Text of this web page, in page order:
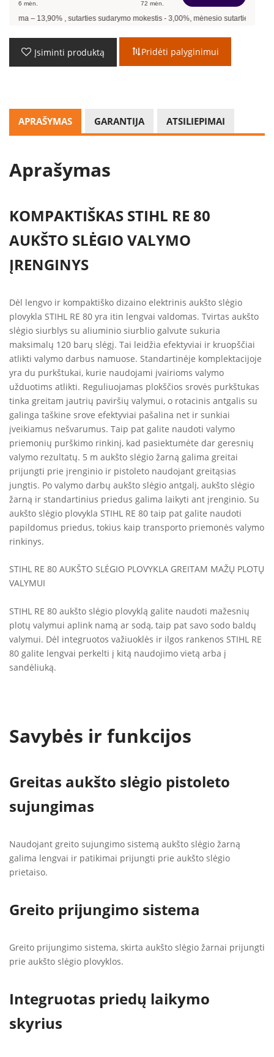
6 mėn. 72 mėn.
%, sutarties sudarymo mokestis -3,00%, mėnesio sutarties mokestis –
Įsiminti produktą Pridėti palyginimui
APRAŠYMAS GARANTIJA ATSILIEPIMAI
Aprašymas
KOMPAKTIŠKAS STIHL RE 80
AUKŠTO SLĖGIO VALYMO
ĮRENGINYS
Dėl lengvo ir kompaktiško dizaino elektrinis aukšto slėgio
plovykla STIHL RE 80 yra itin lengvai valdomas. Tvirtas aukšto
slėgio siurblys su aliuminio siurblio galvute sukuria
maksimalų 120 barų slėgį. Tai leidžia efektyviai ir kruopščiai
atlikti valymo darbus namuose. Standartinėje komplektacijoje
yra du purkštukai, kurie naudojami įvairioms valymo
užduotims atlikti. Reguliuojamas plokščios srovės purkštukas
tinka greitam jautrių paviršių valymui, o rotacinis antgalis su
galinga taškine srove efektyviai pašalina net ir sunkiai
įveikiamus nešvarumus. Taip pat galite naudoti valymo
priemonių purškimo rinkinį, kad pasiektumėte dar geresnių
valymo rezultatų. 5 m aukšto slėgio žarną galima greitai
prijungti prie įrenginio ir pistoleto naudojant greitąsias
jungtis. Po valymo darbų aukšto slėgio antgalį, aukšto slėgio
žarną ir standartinius priedus galima laikyti ant įrenginio. Su
aukšto slėgio plovykla STIHL RE 80 taip pat galite naudoti
papildomus priedus, tokius kaip transporto priemonės valymo
rinkinys.
STIHL RE 80 AUKŠTO SLĖGIO PLOVYKLA GREITAM MAŽŲ PLOTŲ
VALYMUI
STIHL RE 80 aukšto slėgio plovyklą galite naudoti mažesnių
plotų valymui aplink namą ar sodą, taip pat savo sodo baldų
valymui. Dėl integruotos važiuoklės ir ilgos rankenos STIHL RE
80 galite lengvai perkelti į kitą naudojimo vietą arba į
sandėliuką.
Savybės ir funkcijos
Greitas aukšto slėgio pistoleto
sujungimas
Naudojant greito sujungimo sistemą aukšto slėgio žarną
galima lengvai ir patikimai prijungti prie aukšto slėgio
prietaiso.
Greito prijungimo sistema
Greito prijungimo sistema, skirta aukšto slėgio žarnai prijungti
prie aukšto slėgio plovyklos.
Integruotas priedų laikymo
skyrius